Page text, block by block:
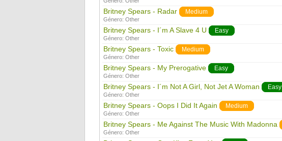
Britney Spears - Radar Medium
Género: Other
Britney Spears - I´m A Slave 4 U Easy
Género: Other
Britney Spears - Toxic Medium
Género: Other
Britney Spears - My Prerogative Easy
Género: Other
Britney Spears - I´m Not A Girl, Not Jet A Woman Easy
Género: Other
Britney Spears - Oops I Did It Again Medium
Género: Other
Britney Spears - Me Against The Music With Madonna
Género: Other